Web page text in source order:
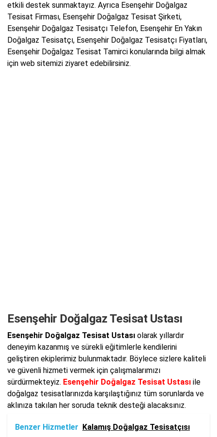
etkili destek sunmaktayız. Ayrıca Esenşehir Doğalgaz
Tesisat Firması, Esenşehir Doğalgaz Tesisat Şirketi,
Esenşehir Doğalgaz Tesisatçı Telefon, Esenşehir En Yakın
Doğalgaz Tesisatçı, Esenşehir Doğalgaz Tesisatçı Fiyatları,
Esenşehir Doğalgaz Tesisat Tamirci konularında bilgi almak
için web sitemizi ziyaret edebilirsiniz.
Esenşehir Doğalgaz Tesisat Ustası
Esenşehir Doğalgaz Tesisat Ustası olarak yıllardır
deneyim kazanmış ve sürekli eğitimlerle kendilerini
geliştiren ekiplerimiz bulunmaktadır. Böylece sizlere kaliteli
ve güvenli hizmeti vermek için çalışmalarımızı
sürdürmekteyiz. Esenşehir Doğalgaz Tesisat Ustası ile
doğalgaz tesisatlarınızda karşılaştığınız tüm sorunlarda ve
aklınıza takılan her soruda teknik desteği alacaksınız.
Benzer Hizmetler Kalamış Doğalgaz Tesisatçısı